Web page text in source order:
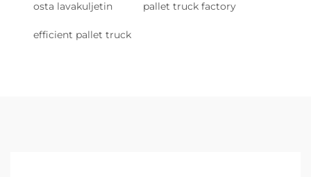
osta lavakuljetin pallet truck factory
efficient pallet truck